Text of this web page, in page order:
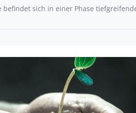
befindet sich in einer Phase